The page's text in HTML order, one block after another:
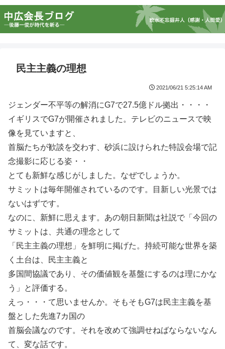
民主主義の理想
2021/06/21 5:25:14 AM
ジェンダー不平等の解消にG7で27.5億ドル拠出・・・・
イギリスでG7が開催されました。テレビのニュースで映
像を見ていますと、
首脳たちが歓談を交わす、砂浜に設けられた特設会場で記
念撮影に応じる姿・・
とても新鮮な感じがしました。なぜでしょうか。
サミットは毎年開催されているのです。目新しい光景では
ないはずです。
なのに、新鮮に思えます。あの朝日新聞は社説で「今回の
サミットは、共通の理念として
「民主主義の理想」を鮮明に掲げた。持続可能な世界を築
く土台は、民主主義と
多国間協議であり、その価値観を基盤にするのは理にかな
う」と評価する。
えっ・・・て思いませんか。そもそもG7は民主主義を基
盤とした先進7カ国の
首脳会議なのです。それを改めて強調せねばならないなん
て、変な話です。